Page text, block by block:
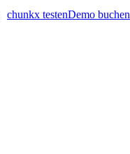
chunkx testenDemo buchen